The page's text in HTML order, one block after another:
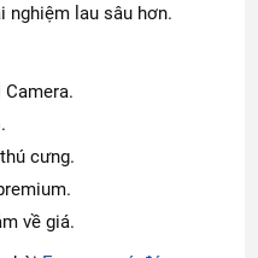
nghiệm lau sâu hơn.
cưng.
về giá.